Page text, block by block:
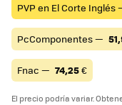
PVP en El Corte Inglés
PcComponentes —
Fnac — 74,25€
El precio podría variar.